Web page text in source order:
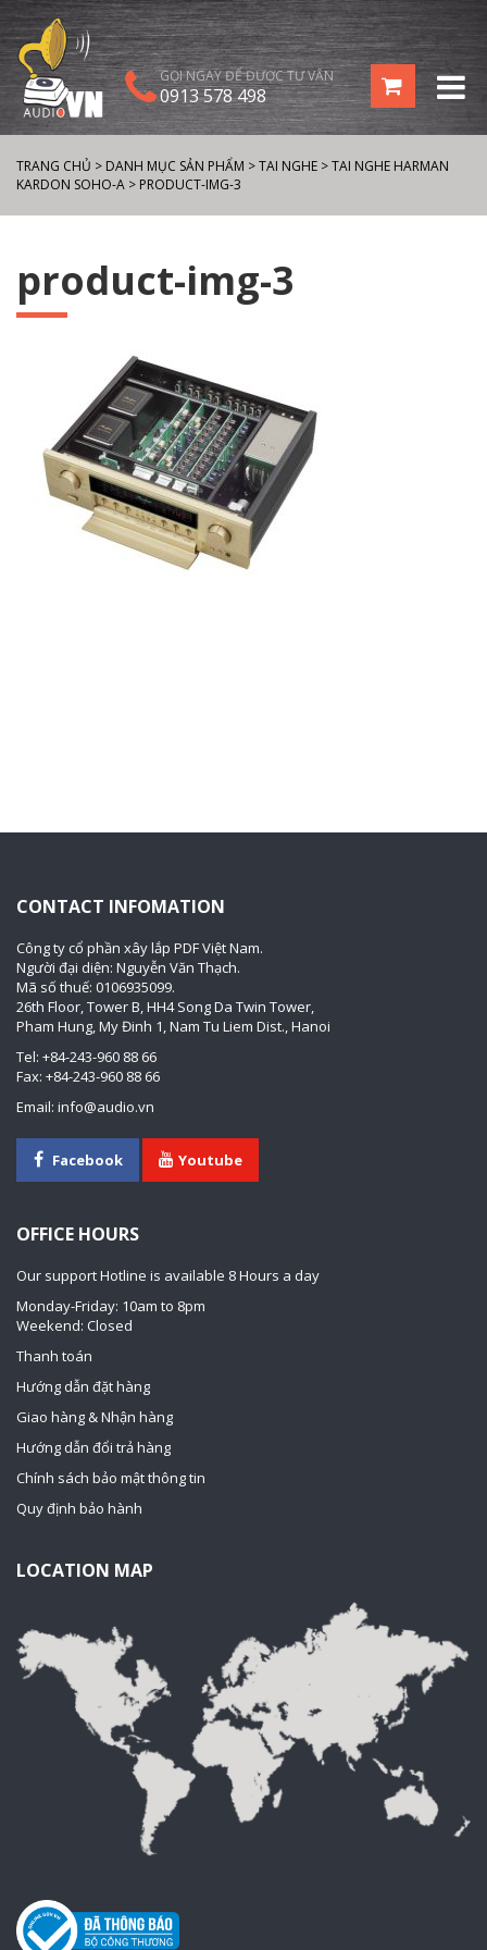
GỌI NGAY ĐỂ ĐƯỢC TƯ VẤN
0913 578 498
TRANG CHỦ > DANH MỤC SẢN PHẨM >TAI NGHE >TAI NGHE HARMAN
KARDON SOHO-A > PRODUCT-IMG-3
product-img-3
CONTACT INFOMATION
Công ty cổ phần xây lắp PDF Việt Nam.
Người đại diện: Nguyễn Văn Thạch.
Mã số thuế: 0106935099.
26th Floor, Tower B, HH4 Song Da Twin Tower,
Pham Hung, My Đinh 1, Nam Tu Liem Dist., Hanoi
Tel: +84-243-960 88 66
Fax: +84-243-960 88 66
Email: info@audio.vn
Facebook Youtube
OFFICE HOURS
Our support Hotline is available 8 Hours a day
Monday-Friday: 10am to 8pm
Weekend: Closed
Thanh toán
Hướng dẫn đặt hàng
Giao hàng & Nhận hàng
Hướng dẫn đổi trả hàng
Chính sách bảo mật thông tin
Quy định bảo hành
LOCATION MAP